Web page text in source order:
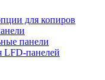
для копиров
панели
LFD-панелей